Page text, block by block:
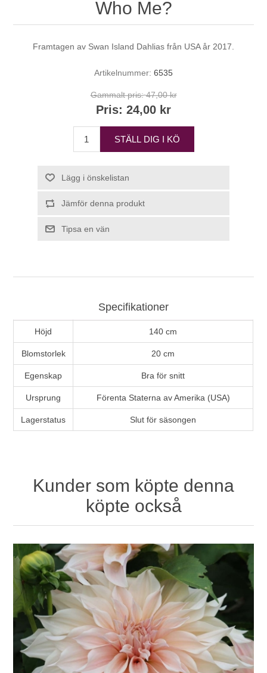
Who Me?
Framtagen av Swan Island Dahlias från USA år 2017.
Artikelnummer: 6535
Gammalt pris: 47,00 kr
Pris: 24,00 kr
STÄLL DIG I KÖ
Lägg i önskelistan
Jämför denna produkt
Tipsa en vän
Specifikationer
Höjd 140 cm
Blomstorlek 20 cm
Egenskap Bra för snitt
Ursprung Förenta Staterna av Amerika (USA)
Lagerstatus Slut för säsongen
Kunder som köpte denna
köpte också